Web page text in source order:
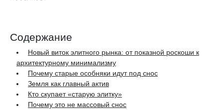
Содержание
Новый виток элитного рынка: от показной роскоши к
архитектурному минимализму
Почему старые особняки идут под снос
Земля как главный актив
Кто скупает «старую элитку»
Почему это не массовый снос